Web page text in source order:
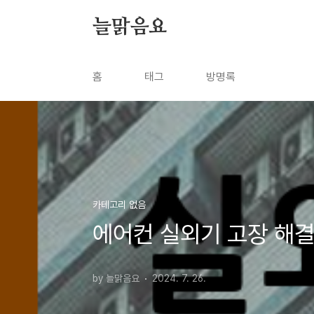
늘맑음요
홈 태그 방명록
카테고리 없음
에어컨 실외기 고장 해
by 늘맑음요 2024. 7. 26.